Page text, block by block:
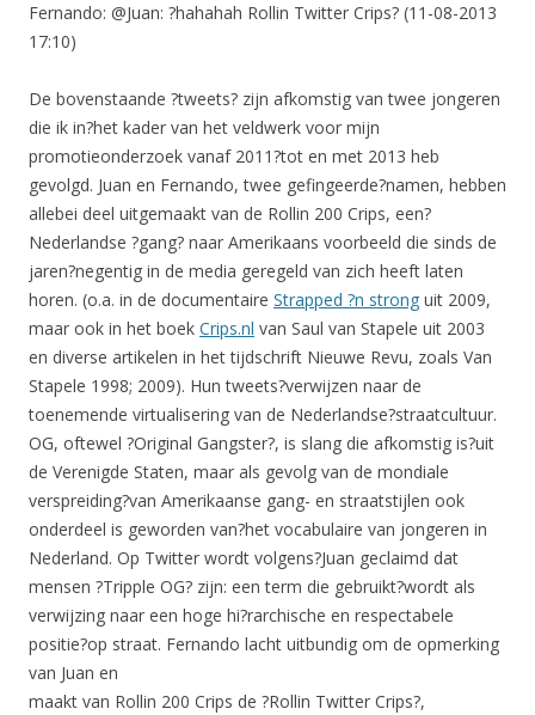
Fernando: @Juan: ?hahahah Rollin Twitter Crips? (11-08-2013
17:10)
De bovenstaande ?tweets? zijn afkomstig van twee jongeren
die ik in?het kader van het veldwerk voor mijn
promotieonderzoek vanaf 2011?tot en met 2013 heb
gevolgd. Juan en Fernando, twee gefingeerde?namen, hebben
allebei deel uitgemaakt van de Rollin 200 Crips, een?
Nederlandse ?gang? naar Amerikaans voorbeeld die sinds de
jaren?negentig in de media geregeld van zich heeft laten
horen. (o.a. in de documentaire Strapped ?n strong uit 2009,
maar ook in het boek Crips.nl van Saul van Stapele uit 2003
en diverse artikelen in het tijdschrift Nieuwe Revu, zoals Van
Stapele 1998; 2009). Hun tweets?verwijzen naar de
toenemende virtualisering van de Nederlandse?straatcultuur.
OG, oftewel ?Original Gangster?, is slang die afkomstig is?uit
de Verenigde Staten, maar als gevolg van de mondiale
verspreiding?van Amerikaanse gang- en straatstijlen ook
onderdeel is geworden van?het vocabulaire van jongeren in
Nederland. Op Twitter wordt volgens?Juan geclaimd dat
mensen ?Tripple OG? zijn: een term die gebruikt?wordt als
verwijzing naar een hoge hi?rarchische en respectabele
positie?op straat. Fernando lacht uitbundig om de opmerking
van Juan en
maakt van Rollin 200 Crips de ?Rollin Twitter Crips?,